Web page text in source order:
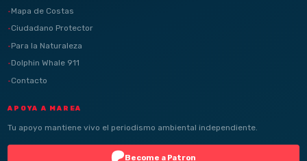
Mapa de Costas
Ciudadano Protector
Para la Naturaleza
Dolphin Whale 911
Contacto
APOYA A MAREA
Tu apoyo mantiene vivo el periodismo ambiental independiente.
Become a Patron